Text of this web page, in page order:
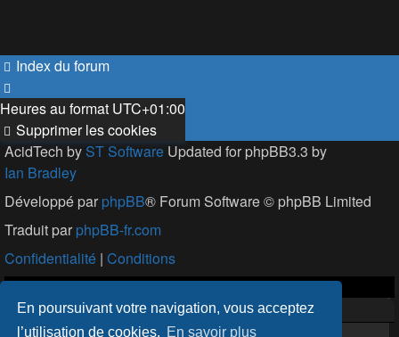
En poursuivant votre navigation, vous acceptez
l’utilisation de cookies. En savoir plus
Index du forum
Heures au format UTC+01:00
Supprimer les cookies
AcidTech by ST Software Updated for phpBB3.3 by
Ian Bradley
Développé par phpBB® Forum Software © phpBB Limited
Traduit par phpBB-fr.com
Confidentialité | Conditions